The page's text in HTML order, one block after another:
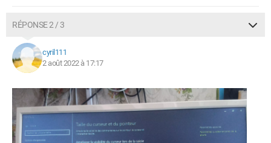
RÉPONSE 2 / 3
cyril111
2 août 2022 à 17:17